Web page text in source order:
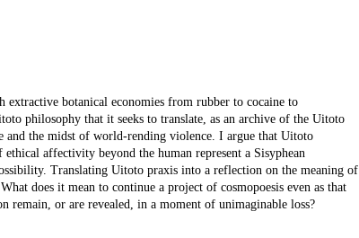
botanical economies from rubber to cocaine to
philosophy that it seeks to translate, as an archive of the Uitoto
the midst of world-rending violence. I argue that Uitoto
affectivity beyond the human represent a Sisyphean
Translating Uitoto praxis into a reflection on the meaning of
does it mean to continue a project of cosmopoesis even as that
remain, or are revealed, in a moment of unimaginable loss?